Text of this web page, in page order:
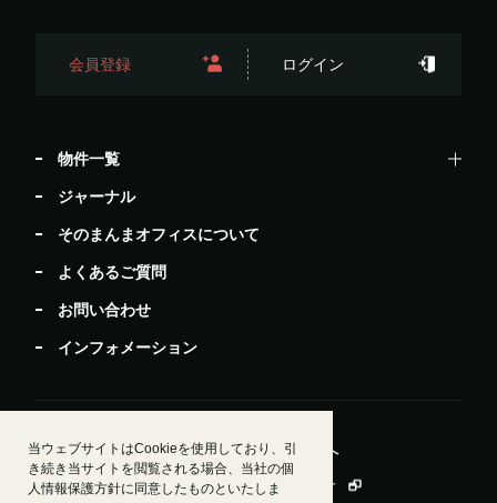
当ウェブサイトはCookieを使用しており、引
き続き当サイトを閲覧される場合、当社の個
人情報保護方針に同意したものといたしま
会員登録 ログイン
物件一覧
ジャーナル
そのまんまオフィスについて
よくあるご質問
お問い合わせ
インフォメーション
居抜きで退去したい方 ビルオーナー・管理会社様へ
運営会社情報 会員規約 個人情報保護方針